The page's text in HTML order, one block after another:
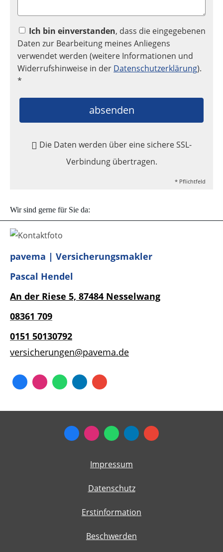
Ich bin einverstanden, dass die eingegebenen
Daten zur Bearbeitung meines Anliegens
verwendet werden (weitere Informationen und
Widerrufshinweise in der Datenschutzerklärung).
*
absenden
Die Daten werden über eine sichere SSL-
Verbindung übertragen.
* Pflichtfeld
Wir sind gerne für Sie da:
pavema | Versicherungsmakler
Pascal Hendel
An der Riese 5, 87484 Nesselwang
08361 709
0151 50130792
versicherungen@pavema.de
Impressum
Datenschutz
Erstinformation
Beschwerden